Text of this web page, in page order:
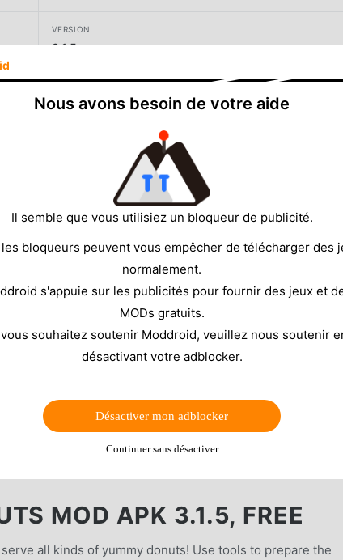
VERSION
3.1.5
DÉVELOPPEUR
Dogmarter
MOD APK 3.1.5, FREE
all kinds of yummy donuts! Use tools to prepare the
Nous avons besoin de votre aide
Il semble que vous utilisiez un bloqueur de publicité.
bloqueurs peuvent vous empêcher de télécharger des
normalement.
s'appuie sur les publicités pour fournir des jeux et
MODs gratuits.
souhaitez soutenir Moddroid, veuillez nous soutenir
désactivant votre adblocker.
Désactiver mon adblocker
Continuer sans désactiver